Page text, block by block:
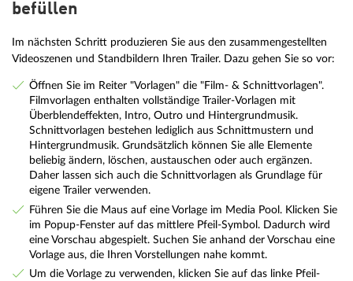
befüllen
Im nächsten Schritt produzieren Sie aus den zusammengestellten
Videoszenen und Standbildern Ihren Trailer. Dazu gehen Sie so vor:
Öffnen Sie im Reiter "Vorlagen" die "Film- & Schnittvorlagen".
Filmvorlagen enthalten vollständige Trailer-Vorlagen mit
Überblendeffekten, Intro, Outro und Hintergrundmusik.
Schnittvorlagen bestehen lediglich aus Schnittmustern und
Hintergrundmusik. Grundsätzlich können Sie alle Elemente
beliebig ändern, löschen, austauschen oder auch ergänzen.
Daher lassen sich auch die Schnittvorlagen als Grundlage für
eigene Trailer verwenden.
Führen Sie die Maus auf eine Vorlage im Media Pool. Klicken Sie
im Popup-Fenster auf das mittlere Pfeil-Symbol. Dadurch wird
eine Vorschau abgespielt. Suchen Sie anhand der Vorschau eine
Vorlage aus, die Ihren Vorstellungen nahe kommt.
Um die Vorlage zu verwenden, klicken Sie auf das linke Pfeil-